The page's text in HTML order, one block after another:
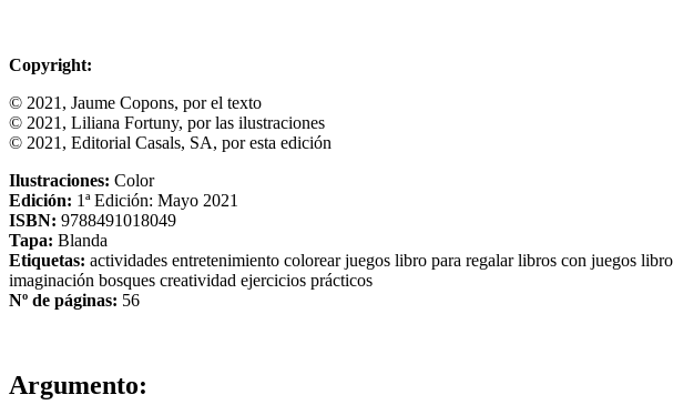
Copyright:
© 2021, Jaume Copons, por el texto
© 2021, Liliana Fortuny, por las ilustraciones
© 2021, Editorial Casals, SA, por esta edición
Ilustraciones: Color
Edición: 1ª Edición: Mayo 2021
ISBN: 9788491018049
Tapa: Blanda
Etiquetas: actividades entretenimiento colorearjuegos libro para regalarlibros con juegos
imaginación bosques creatividad ejercicios prácticos
Nº de páginas: 56
Argumento: